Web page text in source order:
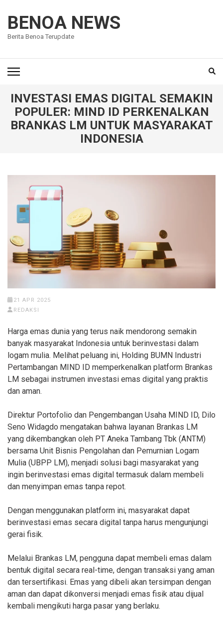
konten
(Tekan
BENOA NEWS
Berita Benoa Terupdate
INVESTASI EMAS DIGITAL SEMAKIN
POPULER: MIND ID PERKENALKAN
BRANKAS LM UNTUK MASYARAKAT
INDONESIA
21 APR 2025
REDAKSI
Harga emas dunia yang terus naik mendorong semakin
banyak masyarakat Indonesia untuk berinvestasi dalam
logam mulia. Melihat peluang ini, Holding BUMN Industri
Pertambangan MIND ID memperkenalkan platform Brankas
LM sebagai instrumen investasi emas digital yang praktis
dan aman.
Direktur Portofolio dan Pengembangan Usaha MIND ID, Dilo
Seno Widagdo mengatakan bahwa layanan Brankas LM
yang dikembangkan oleh PT Aneka Tambang Tbk (ANTM)
bersama Unit Bisnis Pengolahan dan Pemurnian Logam
Mulia (UBPP LM), menjadi solusi bagi masyarakat yang
ingin berinvestasi emas digital termasuk dalam membeli
dan menyimpan emas tanpa repot.
Dengan menggunakan platform ini, masyarakat dapat
berinvestasi emas secara digital tanpa harus mengunjungi
gerai fisik.
Melalui Brankas LM, pengguna dapat membeli emas dalam
bentuk digital secara real-time, dengan transaksi yang aman
dan tersertifikasi. Emas yang dibeli akan tersimpan dengan
aman dan dapat dikonversi menjadi emas fisik atau dijual
kembali mengikuti harga pasar yang berlaku.